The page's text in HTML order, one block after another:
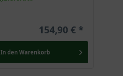
154,90 €
In den Warenkorb